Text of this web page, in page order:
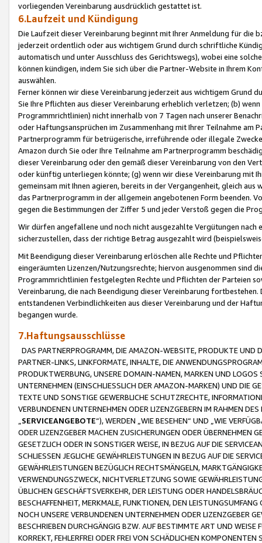
vorliegenden Vereinbarung ausdrücklich gestattet ist.
6.Laufzeit und Kündigung
Die Laufzeit dieser Vereinbarung beginnt mit Ihrer Anmeldung für die
jederzeit ordentlich oder aus wichtigem Grund durch schriftliche
automatisch und unter Ausschluss des Gerichtswegs), wobei eine
können kündigen, indem Sie sich über die Partner-Website in Ihrem
auswählen.
Ferner können wir diese Vereinbarung jederzeit aus wichtigem Grund
Sie Ihre Pflichten aus dieser Vereinbarung erheblich verletzen; (b)
Programmrichtlinien) nicht innerhalb von 7 Tagen nach unserer
oder Haftungsansprüchen im Zusammenhang mit Ihrer Teilnahme am
Partnerprogramm für betrügerische, irreführende oder illegale
Amazon durch Sie oder Ihre Teilnahme am Partnerprogramm
dieser Vereinbarung oder den gemäß dieser Vereinbarung von den
oder künftig unterliegen könnte; (g) wenn wir diese Vereinbarung mit
gemeinsam mit Ihnen agieren, bereits in der Vergangenheit, gleich
das Partnerprogramm in der allgemein angebotenen Form beenden.
gegen die Bestimmungen der Ziffer 5 und jeder Verstoß gegen die
Wir dürfen angefallene und noch nicht ausgezahlte Vergütungen
sicherzustellen, dass der richtige Betrag ausgezahlt wird
Mit Beendigung dieser Vereinbarung erlöschen alle Rechte und
eingeräumten Lizenzen/Nutzungsrechte; hiervon ausgenommen sind
Programmrichtlinien festgelegten Rechte und Pflichten der Parteien
Vereinbarung, die nach Beendigung dieser Vereinbarung
entstandenen Verbindlichkeiten aus dieser Vereinbarung und der
begangen wurde.
7.Haftungsausschlüsse
DAS PARTNERPROGRAMM, DIE AMAZON-WEBSITE, PRODUKTE UND
PARTNER-LINKS, LINKFORMATE, INHALTE, DIE
PRODUKTWERBUNG, UNSERE DOMAIN-NAMEN, MARKEN UND
UNTERNEHMEN (EINSCHLIESSLICH DER AMAZON-MARKEN) UND DIE
TEXTE UND SONSTIGE GEWERBLICHE SCHUTZRECHTE,
VERBUNDENEN UNTERNEHMEN ODER LIZENZGEBERN IM RAHMEN
SERVICEANGEBOTE“), WERDEN „WIE BESEHEN“ UND „WIE
ODER LIZENZGEBER MACHEN ZUSICHERUNGEN ODER ÜBERNEHMEN
GESETZLICH ODER IN SONSTIGER WEISE, IN BEZUG AUF DIE
SCHLIESSEN JEGLICHE GEWÄHRLEISTUNGEN IN BEZUG AUF DIE
GEWÄHRLEISTUNGEN BEZÜGLICH RECHTSMÄNGELN,
VERWENDUNGSZWECK, NICHTVERLETZUNG SOWIE
ÜBLICHEN GESCHÄFTSVERKEHR, DER LEISTUNG ODER
BESCHAFFENHEIT, MERKMALE, FUNKTIONEN, DEN
NOCH UNSERE VERBUNDENEN UNTERNEHMEN ODER LIZENZGEBER
BESCHRIEBEN DURCHGÄNGIG BZW. AUF BESTIMMTE ART UND
KORREKT, FEHLERFREI ODER FREI VON SCHÄDLICHEN